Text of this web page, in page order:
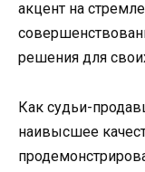
акцент на
решения для
Как судьи-
наивысшее